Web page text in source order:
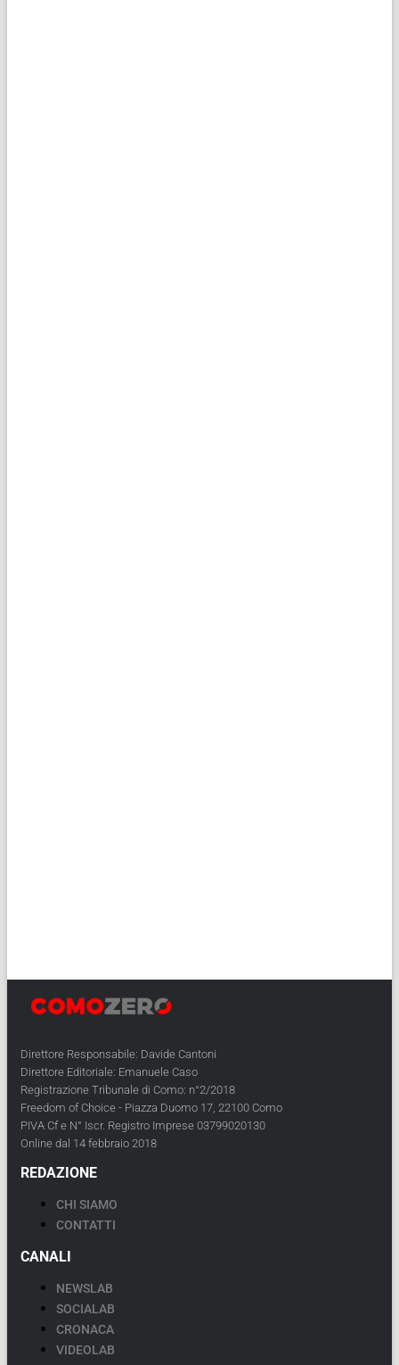
Direttore Responsabile: Davide Cantoni
Direttore Editoriale: Emanuele Caso
Registrazione Tribunale di Como: n°2/2018
Freedom of Choice - Piazza Duomo 17, 22100 Como
PIVA Cf e N° Iscr. Registro Imprese 03799020130
Online dal 14 febbraio 2018
REDAZIONE
CHI SIAMO
CONTATTI
CANALI
NEWSLAB
SOCIALAB
CRONACA
VIDEOLAB